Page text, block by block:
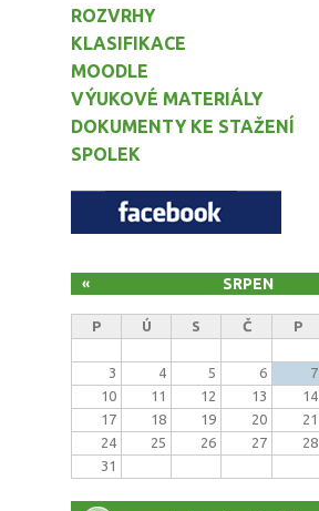
ROZVRHY
KLASIFIKACE
MOODLE
VÝUKOVÉ MATERIÁLY
DOKUMENTY KE STAŽENÍ
SPOLEK
SRPEN
«
P Ú S Č P
3
4 5 6 7
10
11 12 13 14
17
18 19 20 21
24
25 26 27 28
31